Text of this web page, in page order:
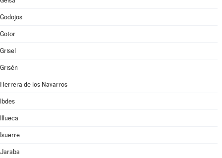
Godojos
Gotor
Grisel
Grisén
Herrera de los Navarros
Ibdes
Illueca
Isuerre
Jaraba